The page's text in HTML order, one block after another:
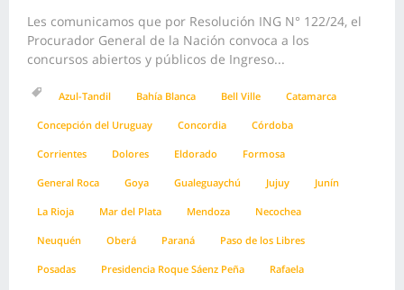
Les comunicamos que por Resolución ING N° 122/24, el
Procurador General de la Nación convoca a los
concursos abiertos y públicos de Ingreso...
Azul-Tandil Bahía Blanca Bell Ville Catamarca
Concepción del Uruguay Concordia Córdoba
Corrientes Dolores Eldorado Formosa
General Roca Goya Gualeguaychú Jujuy Junín
La Rioja Mar del Plata Mendoza Necochea
Neuquén Oberá Paraná Paso de los Libres
Posadas Presidencia Roque Sáenz Peña Rafaela